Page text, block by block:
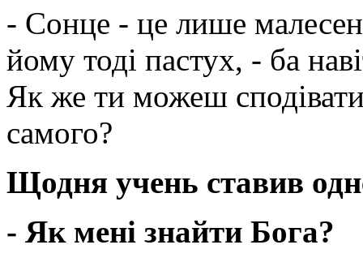
- Сонце - це лише
йому тоді пастух, - ба
Як же ти можеш
самого?
Щодня учень ставив
- Як мені знайти Бога?